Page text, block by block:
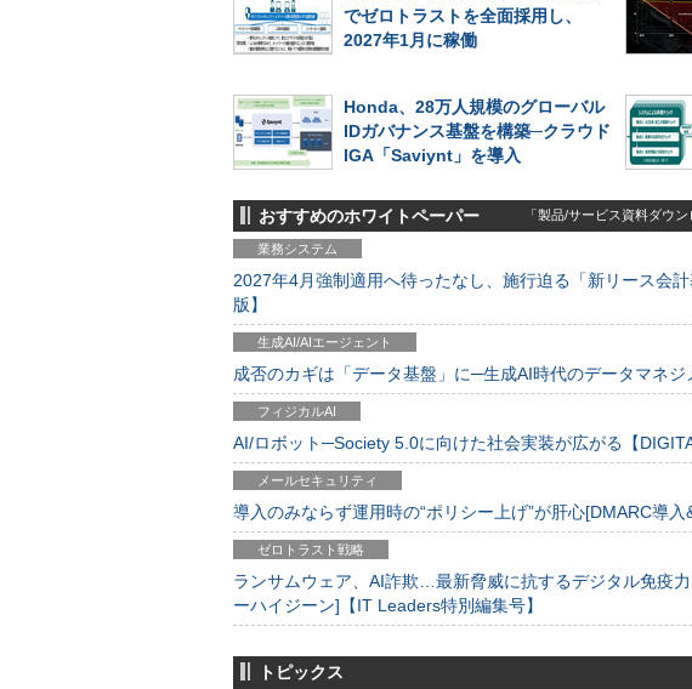
でゼロトラストを全面採用し、
2027年1月に稼働
Honda、28万人規模のグローバル
IDガバナンス基盤を構築─クラウド
IGA「Saviynt」を導入
おすすめのホワイトペーパー 「製品/サービス資料ダウ
業務システム
2027年4月強制適用へ待ったなし、施行迫る「新リース会
版】
生成AI/AIエージェント
成否のカギは「データ基盤」に─生成AI時代のデータマネジ
フィジカルAI
AI/ロボット─Society 5.0に向けた社会実装が広がる【
メールセキュリティ
導入のみならず運用時の“ポリシー上げ”が肝心[DMARC導
ゼロトラスト戦略
ランサムウェア、AI詐欺…最新脅威に抗するデジタル免疫
ーハイジーン]【IT Leaders特別編集号】
トピックス